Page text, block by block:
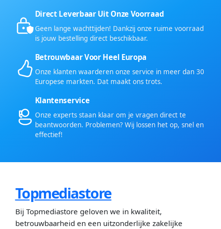
Direct Leverbaar Uit Onze Voorraad
Geen lange wachttijden! Dankzij onze ruime voorraad
is jouw bestelling direct beschikbaar.
Betrouwbaar Voor Heel Europa
Onze klanten waarderen onze service in meer dan 30
Europese markten. Dat maakt ons trots.
Klantenservice
Onze experts staan klaar om je vragen direct te
beantwoorden. Problemen? Wij lossen het op, snel en
effectief!
Topmediastore
Bij Topmediastore geloven we in kwaliteit,
betrouwbaarheid en een uitzonderlijke zakelijke